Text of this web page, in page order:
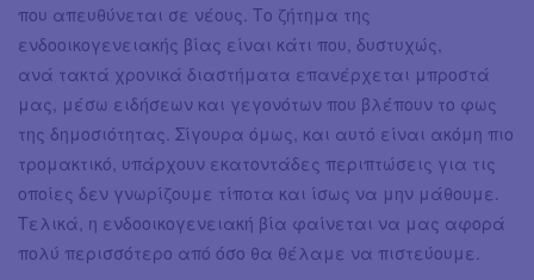
που απευθύνεται σε νέους. Το ζήτημα της
ενδοοικογενειακής βίας είναι κάτι που, δυστυχώς,
ανά τακτά χρονικά διαστήματα επανέρχεται μπροστά
μας, μέσω ειδήσεων και γεγονότων που βλέπουν το φως
της δημοσιότητας. Σίγουρα όμως, και αυτό είναι ακόμη πιο
τρομακτικό, υπάρχουν εκατοντάδες περιπτώσεις για τις
οποίες δεν γνωρίζουμε τίποτα και ίσως να μην μάθουμε.
Τελικά, η ενδοοικογενειακή βία φαίνεται να μας αφορά
πολύ περισσότερο από όσο θα θέλαμε να πιστεύουμε.